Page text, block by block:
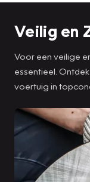
Veilig en
Voor een veilige
essentieel.
voertuig in